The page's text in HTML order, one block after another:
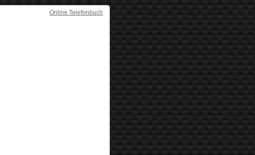
Online Telefonbuch